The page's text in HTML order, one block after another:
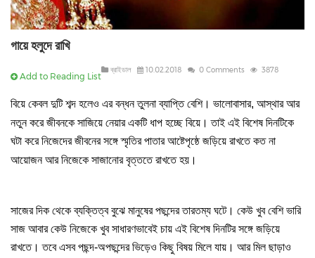
গায়ে হলুদে রাখি
ব্রাইডাল 10.02.2018 0 Comments 3878
Add to Reading List
বিয়ে কেবল দুটি শব্দ হলেও এর বন্ধন তুলনা ব্যাপ্তি বেশি। ভালোবাসার, আস্থার আর
নতুন করে জীবনকে সাজিয়ে নেয়ার একটি ধাপ হচ্ছে বিয়ে । তাই এই বিশেষ দিনটিকে
ঘটা করে নিজেদের জীবনের সঙ্গে স্মৃতির পাতার আষ্টেপৃষ্ঠে জড়িয়ে রাখতে কত না
আয়োজন আর নিজেকে সাজানোর বৃত্ততে রাখতে হয় ।
সাজের দিক থেকে ব্যক্তিত্ব বুঝে মানুষের পছন্দের তারতম্য ঘটে। কেউ খুব বেশি ভারি
সাজ আবার কেউ নিজেকে খুব সাধারণভাবেই চায় এই বিশেষ দিনটির সঙ্গে জড়িয়ে
রাখতে। তবে এসব পছন্দ-অপছন্দের ভিড়েও কিছু বিষয় মিলে যায়। আর মিল ছাড়াও